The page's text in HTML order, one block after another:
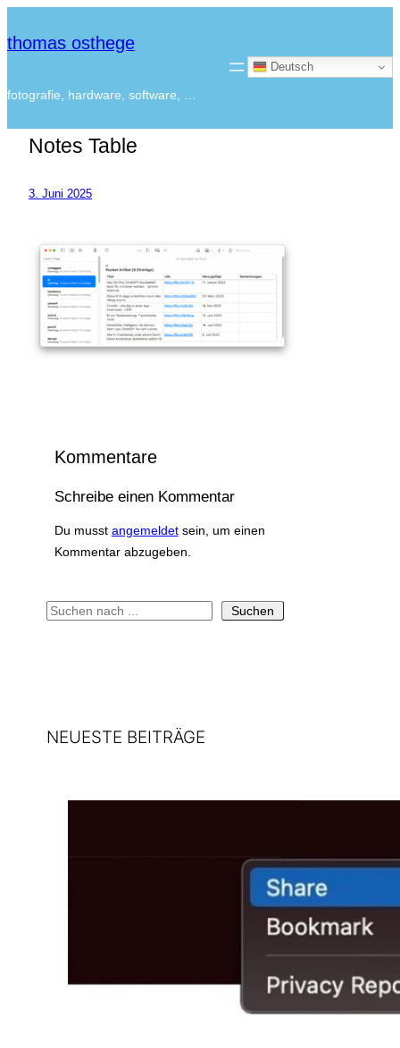
thomas osthege
fotografie, hardware, software, …
Deutsch
Notes Table
3. Juni 2025
Kommentare
Schreibe einen Kommentar
Du musst angemeldetsein, um einen
Kommentar abzugeben.
S
u
Suchen
NEUESTE BEITRÄGE